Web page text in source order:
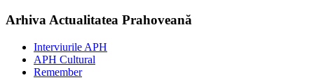
Arhiva Actualitatea Prahoveană
Interviurile APH
APH Cultural
Remember